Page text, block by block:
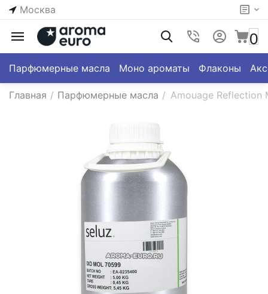
Москва
0
Парфюмерные масла Моно ароматы Флаконы
Главная / Парфюмерные масла / Amouage Reflection